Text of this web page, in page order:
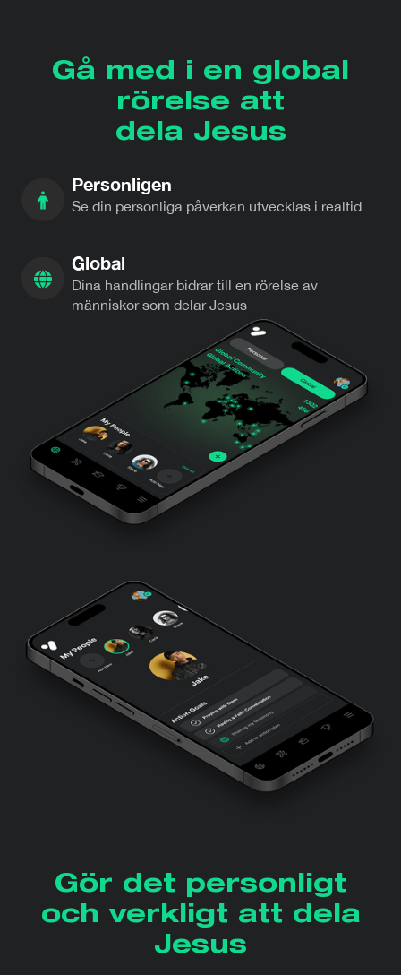
Gå med i en global
rörelse att
dela Jesus
Personligen
Se din personliga påverkan utvecklas i realtid
Global
Dina handlingar bidrar till en rörelse av
människor som delar Jesus
Gör det personligt
och verkligt att dela
Jesus